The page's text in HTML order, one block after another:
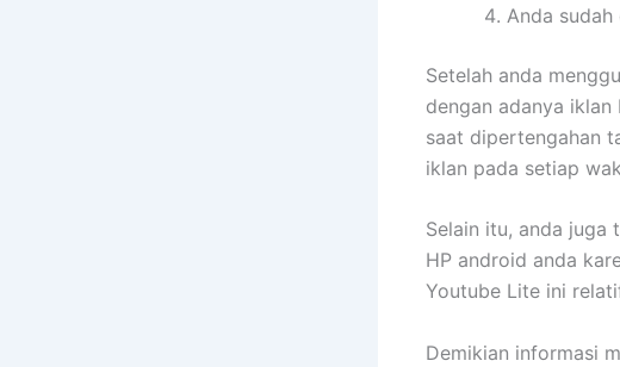
Anda
Setelah anda
dengan adanya
saat dipertengahan
iklan pada setiap
Selain itu, anda juga
HP android anda
Youtube Lite ini
Demikian informasi